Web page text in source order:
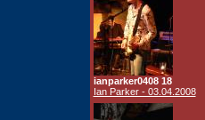
ianparker0408 18
Ian Parker - 03.04.2008